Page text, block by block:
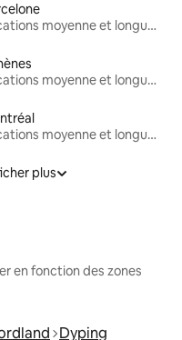
Locations moyenne et longue durée
Locations moyenne et longue durée
Locations moyenne et longue durée
plus
en fonction des zones
Dyping